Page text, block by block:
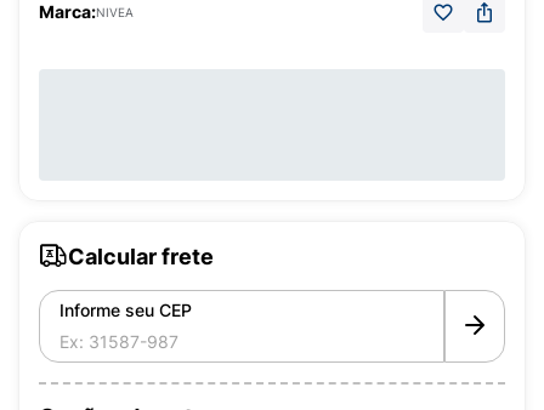
Marca:NIVEA
Calcular frete
Informe seu CEP